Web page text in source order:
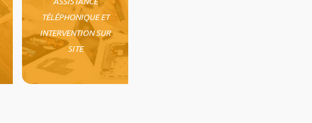
TÉLÉPHONIQUE ET
INTERVENTION SUR
SITE